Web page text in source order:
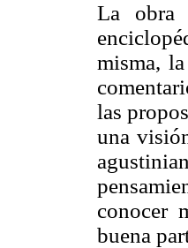
La obra
misma,
las
una
conocer
buena